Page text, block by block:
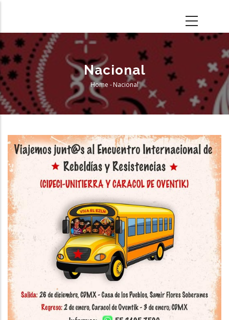
main
content
Nacional
Breadcrumb
Home -Nacional